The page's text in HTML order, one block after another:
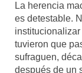
Entreletras
Ciencia
Mundo
La herencia
es detestable.
tuvieron que
sufraguen,
después de un